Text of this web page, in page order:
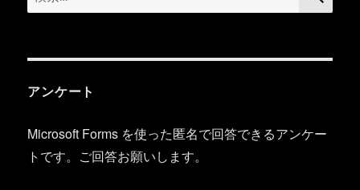
索:
アンケート
Microsoft Forms を使った匿名で回答できるアンケー
トです。ご回答お願いします。